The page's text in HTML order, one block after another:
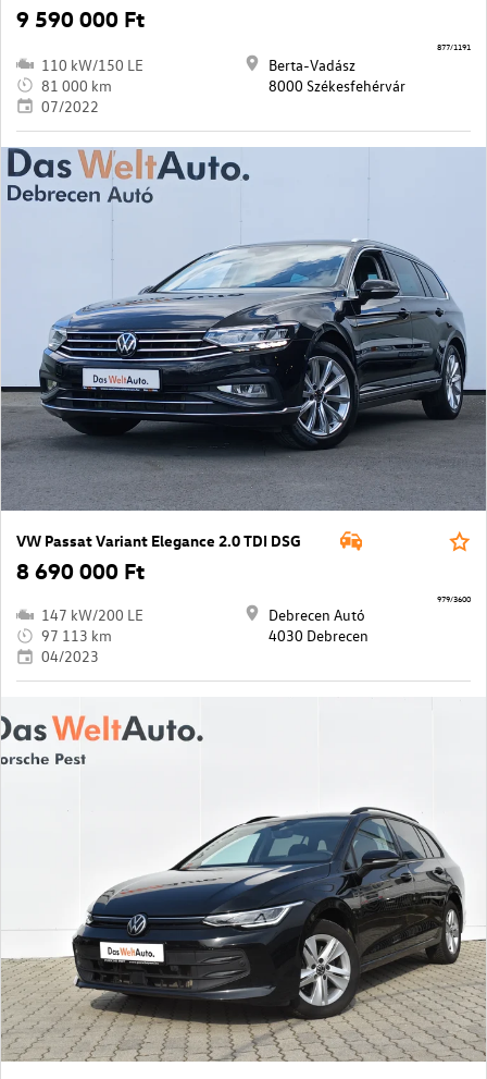
9 590 000 Ft
110 kW/150 LE
81 000 km
07/2022
Berta-Vadász
8000 Székesfehérvár
877/1191
VW Passat Variant Elegance 2.0 TDI DSG
8 690 000 Ft
147 kW/200 LE
97 113 km
04/2023
Debrecen Autó
4030 Debrecen
979/3600